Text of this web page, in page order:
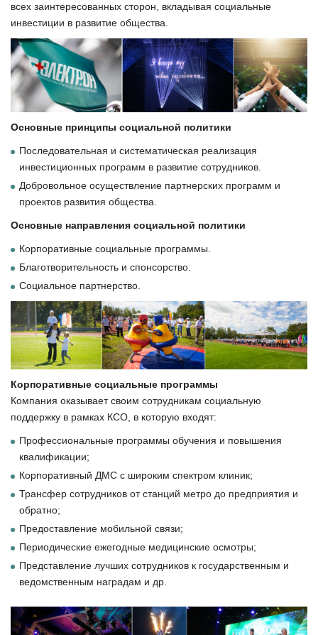
всех заинтересованных сторон, вкладывая социальные
инвестиции в развитие общества.
Основные принципы социальной политики
Последовательная и систематическая реализация
инвестиционных программ в развитие сотрудников.
Добровольное осуществление партнерских программ и
проектов развития общества.
Основные направления социальной политики
Корпоративные социальные программы.
Благотворительность и спонсорство.
Социальное партнерство.
Корпоративные социальные программы
Компания оказывает своим сотрудникам социальную
поддержку в рамках КСО, в которую входят:
Профессиональные программы обучения и повышения
квалификации;
Корпоративный ДМС с широким спектром клиник;
Трансфер сотрудников от cтанций метро до предприятия и
обратно;
Предоставление мобильной связи;
Периодические ежегодные медицинские осмотры;
Представление лучших сотрудников к государственным и
ведомственным наградам и др.